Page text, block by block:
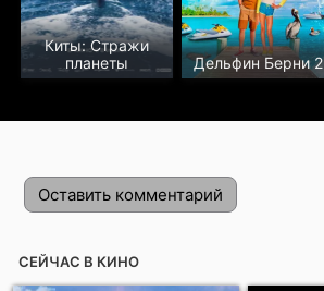
Киты: Стражи
планеты
Дельфин Берни 2
Оставить комментарий
СЕЙЧАС В КИНО